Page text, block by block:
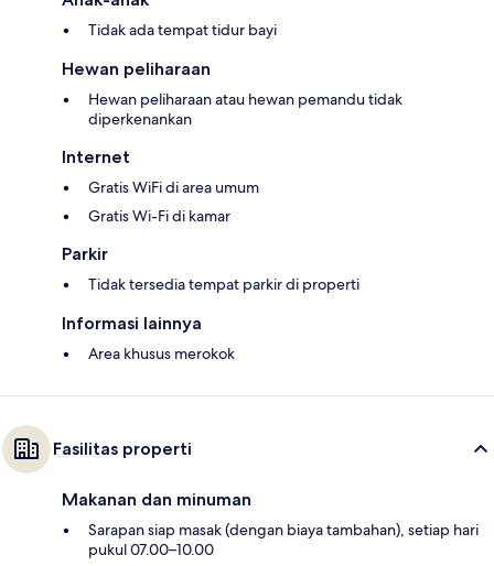
Tidak ada tempat tidur bayi
Hewan peliharaan
Hewan peliharaan atau hewan pemandu tidak
diperkenankan
Internet
Gratis WiFi di area umum
Gratis Wi-Fi di kamar
Parkir
Tidak tersedia tempat parkir di properti
Informasi lainnya
Area khusus merokok
Fasilitas properti
Makanan dan minuman
Sarapan siap masak (dengan biaya tambahan), setiap hari
pukul 07.00–10.00